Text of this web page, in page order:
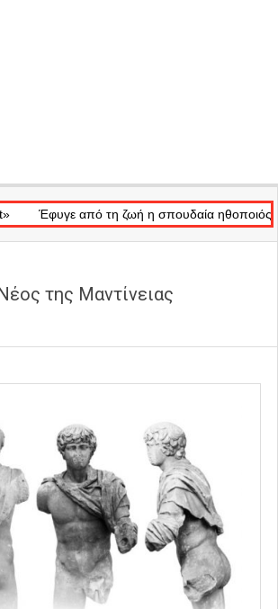
Έφυγε από τη ζωή η σπουδαία ηθοποιός Μάρω
της Μαντίνειας